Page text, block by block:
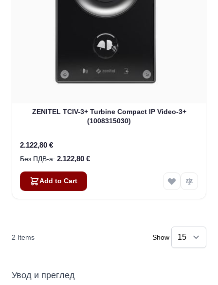
ZENITEL TCIV-3+ Turbine Compact IP Video-3+
(1008315030)
2.122,80 €
2.122,80 €
Add to Cart
2 Items Show
Увод и преглед